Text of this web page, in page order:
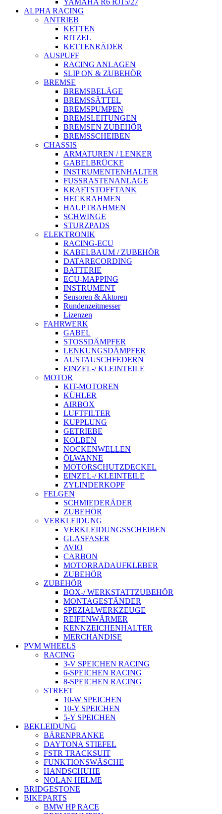
YAMAHA R6 RJ15/27
ALPHA RACING
ANTRIEB
KETTEN
RITZEL
KETTENRÄDER
AUSPUFF
RACING ANLAGEN
SLIP ON & ZUBEHÖR
BREMSE
BREMSBELÄGE
BREMSSÄTTEL
BREMSPUMPEN
BREMSLEITUNGEN
BREMSEN ZUBEHÖR
BREMSSCHEIBEN
CHASSIS
ARMATUREN / LENKER
GABELBRÜCKE
INSTRUMENTENHALTER
FUSSRASTENANLAGE
KRAFTSTOFFTANK
HECKRAHMEN
HAUPTRAHMEN
SCHWINGE
STURZPADS
ELEKTRONIK
RACING-ECU
KABELBAUM / ZUBEHÖR
DATARECORDING
BATTERIE
ECU-MAPPING
INSTRUMENT
Sensoren & Aktoren
Rundenzeitmesser
Lizenzen
FAHRWERK
GABEL
STOSSDÄMPFER
LENKUNGSDÄMPFER
AUSTAUSCHFEDERN
EINZEL-/ KLEINTEILE
MOTOR
KIT-MOTOREN
KÜHLER
AIRBOX
LUFTFILTER
KUPPLUNG
GETRIEBE
KOLBEN
NOCKENWELLEN
ÖLWANNE
MOTORSCHUTZDECKEL
EINZEL-/ KLEINTEILE
ZYLINDERKOPF
FELGEN
SCHMIEDERÄDER
ZUBEHÖR
VERKLEIDUNG
VERKLEIDUNGSSCHEIBEN
GLASFASER
AVIO
CARBON
MOTORRADAUFKLEBER
ZUBEHÖR
ZUBEHÖR
BOX-/ WERKSTATTZUBEHÖR
MONTAGESTÄNDER
SPEZIALWERKZEUGE
REIFENWÄRMER
KENNZEICHENHALTER
MERCHANDISE
PVM WHEELS
RACING
3-V SPEICHEN RACING
6-SPEICHEN RACING
8-SPEICHEN RACING
STREET
10-W SPEICHEN
10-Y SPEICHEN
5-Y SPEICHEN
BEKLEIDUNG
BÄRENPRANKE
DAYTONA STIEFEL
FSTR TRACKSUIT
FUNKTIONSWÄSCHE
HANDSCHUHE
NOLAN HELME
BRIDGESTONE
BIKEPARTS
BMW HP RACE